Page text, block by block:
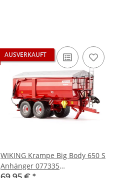
AUSVERKAUFT
WIKING Krampe Big Body 650 S
Anhänger 077335